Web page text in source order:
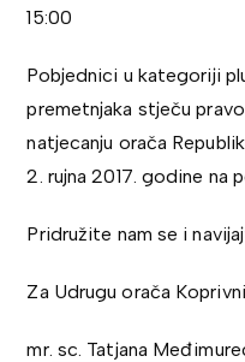
15:00 Svečani
Pobjednici u kategoriji
premetnjaka stječu pravo
natjecanju orača
2. rujna 2017. godine na
Pridružite nam se i
Za Udrugu orača
mr. sc. Tatjana